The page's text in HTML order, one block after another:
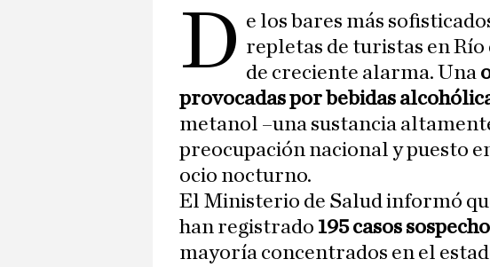
D e los bares más
repletas de turistas en
de creciente alarma. Una
provocadas por bebidas
metanol –una sustancia
preocupación nacional y puesto
ocio nocturno.
El Ministerio de Salud informó
han registrado 195 casos
mayoría concentrados en el